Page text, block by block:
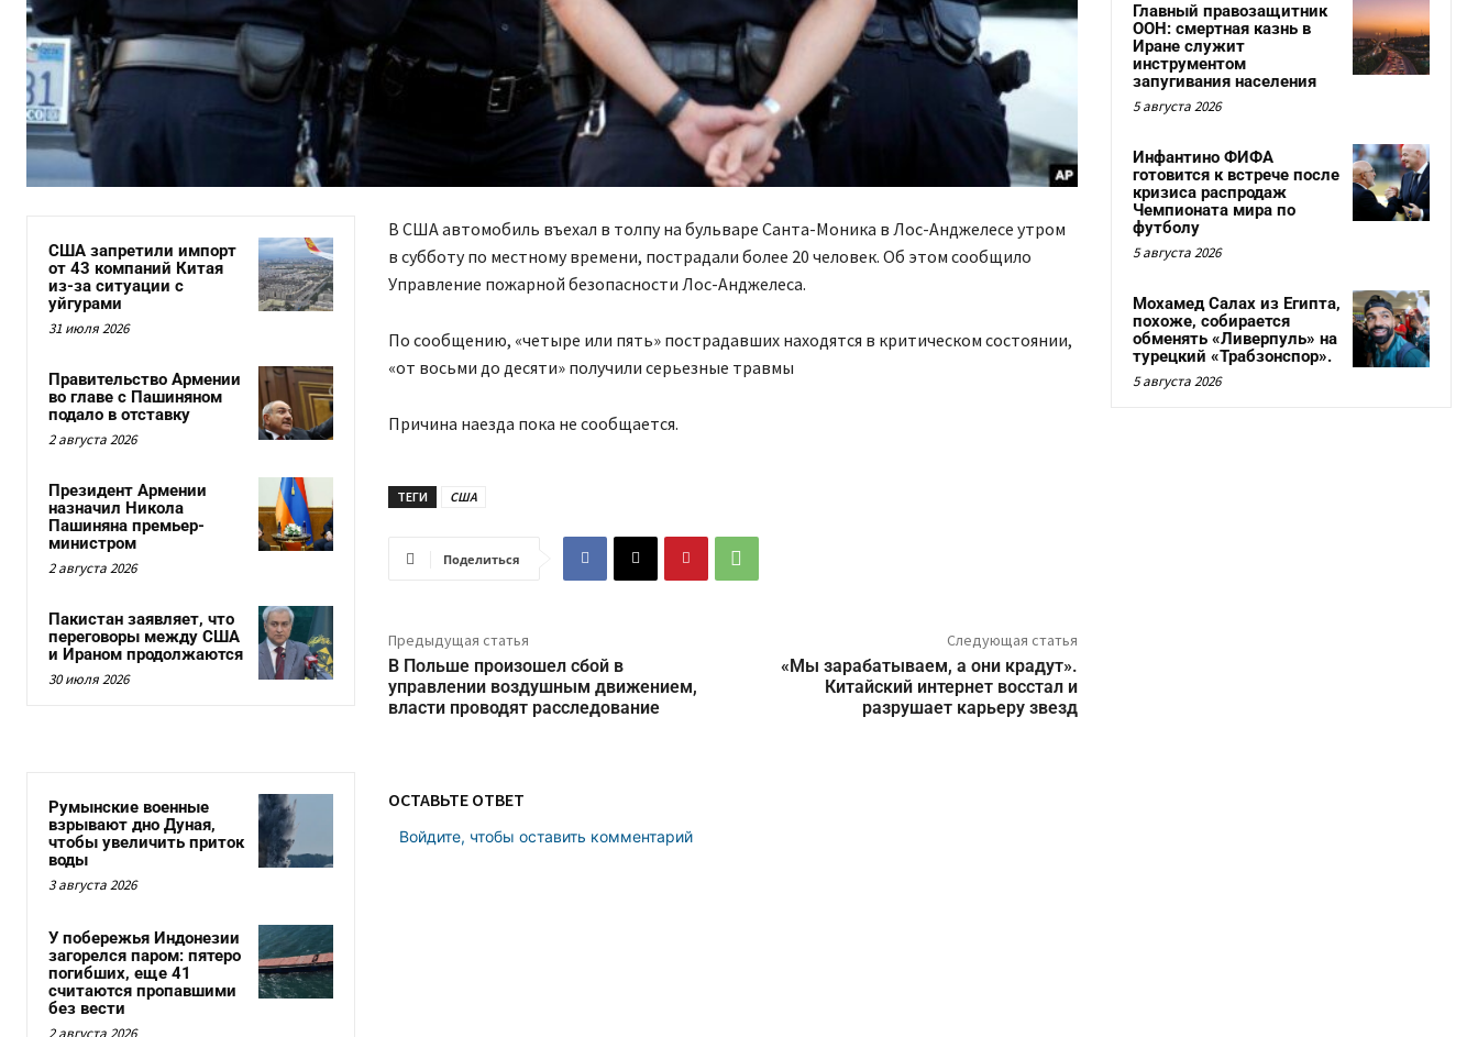
США запретили импорт
от 43 компаний Китая
из-за ситуации с
уйгурами
31 июля 2026
Правительство Армении
во главе с Пашиняном
подало в отставку
2 августа 2026
Президент Армении
назначил Никола
Пашиняна премьер-
министром
2 августа 2026
Пакистан заявляет, что
переговоры между США
и Ираном продолжаются
30 июля 2026
В США автомобиль въехал в толпу на бульваре Санта-Моника в Лос-Анджелесе утром
в субботу по местному времени, пострадали более 20 человек. Об этом сообщило
Управление пожарной безопасности Лос-Анджелеса.
По сообщению, «четыре или пять» пострадавших находятся в критическом состоянии,
«от восьми до десяти» получили серьезные травмы
Причина наезда пока не сообщается.
ТЕГИ США
Поделиться
Предыдущая статья
В Польше произошел сбой в
управлении воздушным движением,
власти проводят расследование
Следующая статья
«Мы зарабатываем, а они крадут».
Китайский интернет восстал и
разрушает карьеру звезд
Румынские военные
взрывают дно Дуная,
чтобы увеличить приток
воды
3 августа 2026
У побережья Индонезии
загорелся паром: пятеро
погибших, еще 41
считаются пропавшими
без вести
2 августа 2026
ОСТАВЬТЕ ОТВЕТ
Войдите, чтобы оставить комментарий
Главный правозащитник
ООН: смертная казнь в
Иране служит
инструментом
запугивания населения
5 августа 2026
Инфантино ФИФА
готовится к встрече после
кризиса распродаж
Чемпионата мира по
футболу
5 августа 2026
Мохамед Салах из Египта,
похоже, собирается
обменять «Ливерпуль» на
турецкий «Трабзонспор».
5 августа 2026